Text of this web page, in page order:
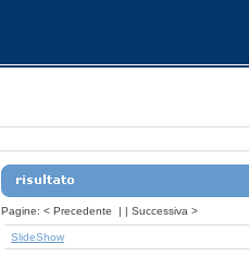
Pagine: < Precedente | | Successiva >
SlideShow